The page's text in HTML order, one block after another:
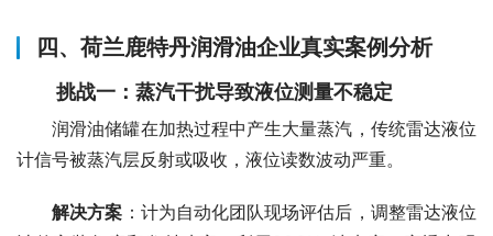
四、荷兰鹿特丹润滑油企业真实案例分析
挑战一：蒸汽干扰导致液位测量不稳定
润滑油储罐在加热过程中产生大量蒸汽，传统雷达液位
计信号被蒸汽层反射或吸收，液位读数波动严重。
解决方案 ：计为自动化团队现场评估后，调整雷达液位